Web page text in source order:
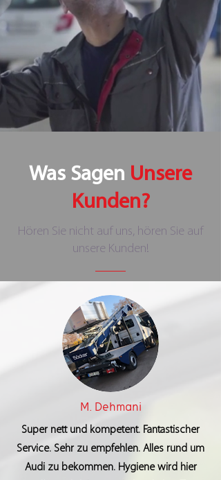
Was Sagen Unsere
Kunden?
Hören Sie nicht auf uns, hören Sie auf
unsere Kunden!
M. Dehmani
Super nett und kompetent. Fantastischer
Service. Sehr zu empfehlen. Alles rund um
Audi zu bekommen. Hygiene wird hier